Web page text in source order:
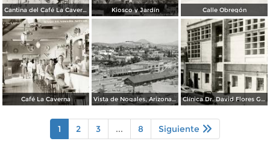
Cantina del Café La Caverna Kiosco y Jardín Calle Obregón
Café La Caverna Vista de Nogales, Arizona, desde Nogales, Sonora Clínica Dr. David Flores Guerra
1 2 3 ... 8 Siguiente